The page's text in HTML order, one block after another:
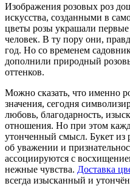
Изображения розовых роз
искусства, созданными в
цветы розы украшали первые
человек. В ту пору они,
год. Но со временем
дополнили природный
оттенков.
Можно сказать, что именно
значения, сегодня
любовь, благодарность,
отношения. Но при этом
утонченный смысл. Букет из
об уважении и
ассоциируются с
нежные чувства. Доставка
всегда изысканный и